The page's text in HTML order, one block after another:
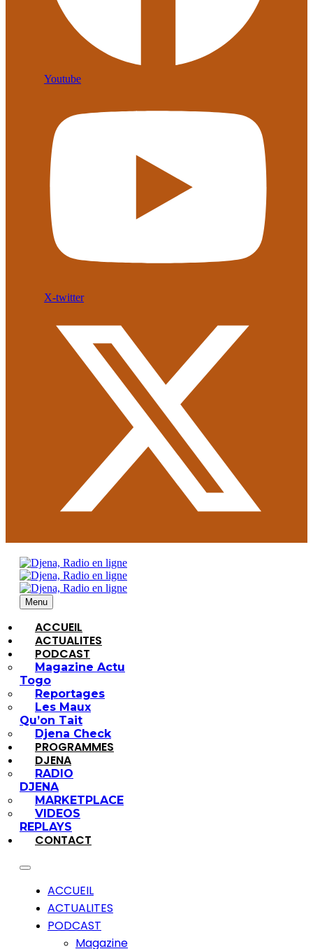
Youtube
X-twitter
Menu
ACCUEIL
ACTUALITES
PODCAST
Magazine Actu
Togo
Reportages
Les Maux
Qu’on Tait
Djena Check
PROGRAMMES
DJENA
RADIO
DJENA
MARKETPLACE
VIDEOS
REPLAYS
CONTACT
ACCUEIL
ACTUALITES
PODCAST
Magazine